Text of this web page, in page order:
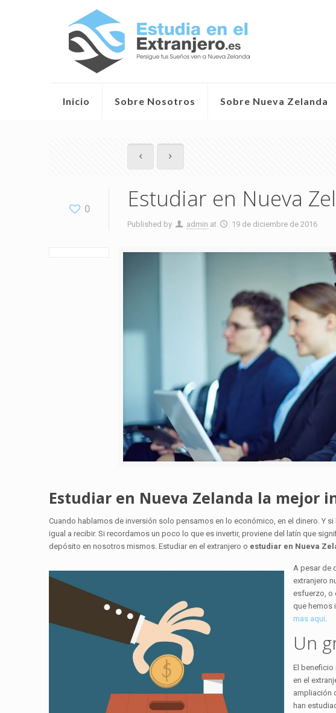
Inicio Sobre Nosotros Sobre Nueva Zelanda
0 Estudiar en Nueva
Published by admin at 19 de diciembre de 2016
Estudiar en Nueva Zelanda la mejor
Cuando hablamos de inversión solo pensamos en lo económico, en el dinero. Y
igual a recibir. Si recordamos un poco lo que es invertir, proviene del latín que
depósito en nosotros mismos. Estudiar en el extranjero o estudiar en Nueva
A pesar de
extranjero
esfuerzo, o
que hemos
mas aqui.
Un
El beneficio
en el
ampliación
han